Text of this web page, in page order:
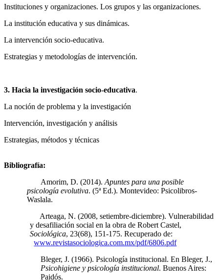
Instituciones y organizaciones. Los grupos y las organizaciones.
La institución educativa y sus dinámicas.
La intervención socio-educativa.
Estrategias y metodologías de intervención.
3. Hacia la investigación socio-educativa.
La noción de problema y la investigación
Intervención, investigación y análisis
Estrategias, métodos y técnicas
Bibliografía:
Amorim, D. (2014).Apuntes para una posible
psicología evolutiva. (5ª Ed.). Montevideo: Psicolibros-
Waslala.
Arteaga, N. (2008, setiembre-diciembre). Vulnerabilidad
y desafiliación social en la obra de Robert Castel,
Sociológica, 23(68), 151-175. Recuperado de:
www.revistasociologica.com.mx/pdf/6806.pdf
Bleger, J. (1966). Psicología institucional. En Bleger, J.,
Psicohigiene y psicología institucional. Buenos Aires:
Paidós.